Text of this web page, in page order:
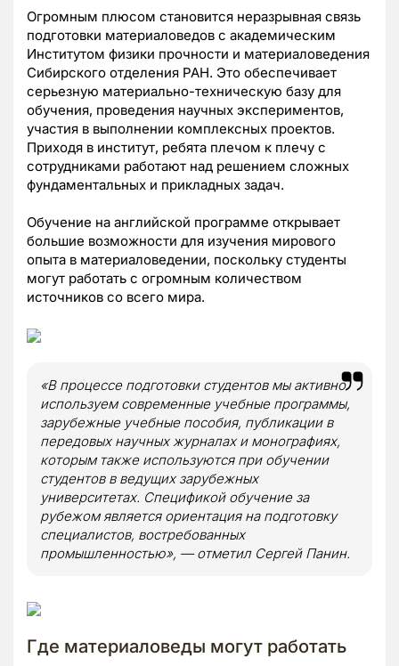
Огромным плюсом становится неразрывная связь
подготовки материаловедов с академическим
Институтом физики прочности и материаловедения
Сибирского отделения РАН. Это обеспечивает
серьезную материально-техническую базу для
обучения, проведения научных экспериментов,
участия в выполнении комплексных проектов.
Приходя в институт, ребята плечом к плечу с
сотрудниками работают над решением сложных
фундаментальных и прикладных задач.
Обучение на английской программе открывает
большие возможности для изучения мирового
опыта в материаловедении, поскольку студенты
могут работать с огромным количеством
источников со всего мира.
«В процессе подготовки студентов мы активно
используем современные учебные программы,
зарубежные учебные пособия, публикации в
передовых научных журналах и монографиях,
которым также используются при обучении
студентов в ведущих зарубежных
университетах. Спецификой обучение за
рубежом является ориентация на подготовку
специалистов, востребованных
промышленностью», — отметил Сергей Панин.
Где материаловеды могут работать